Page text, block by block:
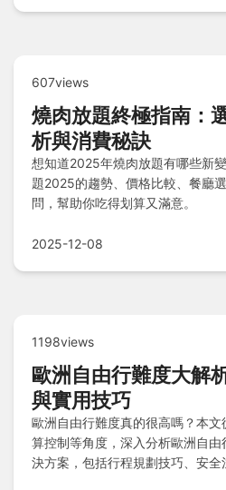
607views
燒肉放題終極指南：
析與消費秘訣
想知道2025年燒肉放題有哪些新
題2025的趨勢、價格比較、餐廳
問，幫助你吃得划算又滿意。
2025-12-08
1198views
歐洲自由行難度大解
與實用技巧
歐洲自由行難度真的很高嗎？本
算控制等角度，深入分析歐洲自
決方案，包括行程規劃技巧、安全